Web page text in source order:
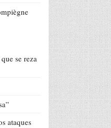
se reza
ataques